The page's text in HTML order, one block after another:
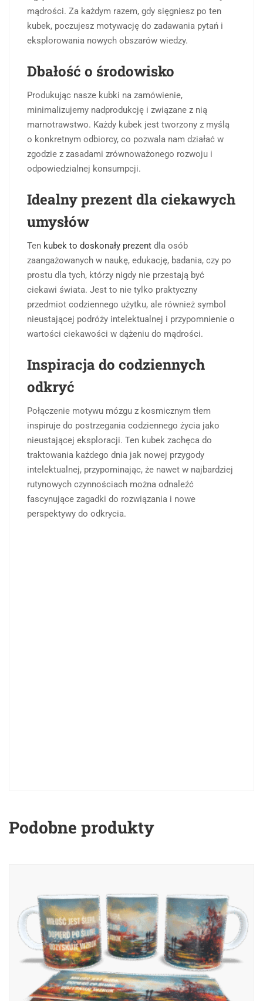
mądrości. Za każdym razem, gdy sięgniesz po ten
kubek, poczujesz motywację do zadawania pytań i
eksplorowania nowych obszarów wiedzy.
Dbałość o środowisko
Produkując nasze kubki na zamówienie,
minimalizujemy nadprodukcję i związane z nią
marnotrawstwo. Każdy kubek jest tworzony z myślą
o konkretnym odbiorcy, co pozwala nam działać w
zgodzie z zasadami zrównoważonego rozwoju i
odpowiedzialnej konsumpcji.
Idealny prezent dla ciekawych
umysłów
Ten kubek to doskonały prezent dla osób
zaangażowanych w naukę, edukację, badania, czy po
prostu dla tych, którzy nigdy nie przestają być
ciekawi świata. Jest to nie tylko praktyczny
przedmiot codziennego użytku, ale również symbol
nieustającej podróży intelektualnej i przypomnienie o
wartości ciekawości w dążeniu do mądrości.
Inspiracja do codziennych
odkryć
Połączenie motywu mózgu z kosmicznym tłem
inspiruje do postrzegania codziennego życia jako
nieustającej eksploracji. Ten kubek zachęca do
traktowania każdego dnia jak nowej przygody
intelektualnej, przypominając, że nawet w najbardziej
rutynowych czynnościach można odnaleźć
fascynujące zagadki do rozwiązania i nowe
perspektywy do odkrycia.
Podobne produkty